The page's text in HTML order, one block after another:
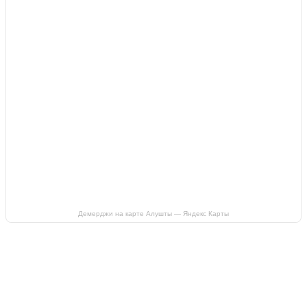
Демерджи на карте Алушты — Яндекс Карты